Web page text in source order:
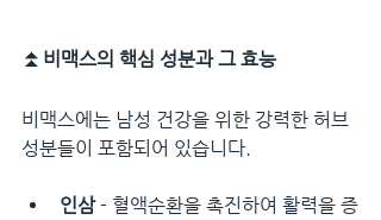
⏫ 비맥스의 핵심 성분과 그 효능
비맥스에는 남성 건강을 위한 강력한 허브
성분들이 포함되어 있습니다.
인삼 - 혈액순환을 촉진하여 활력을 증